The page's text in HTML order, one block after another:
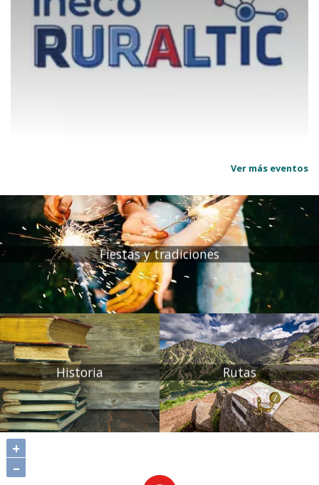
marcadas en amarillo son actividades cuyo calendario ha sido
modificado respecto a la programación inicial.
Ver más eventos
Fiestas y tradiciones
Historia Rutas
+
–